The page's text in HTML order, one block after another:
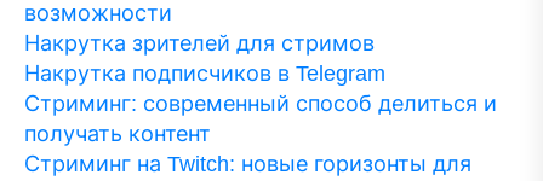
возможности
Накрутка зрителей для стримов
Накрутка подписчиков в Telegram
Стриминг: современный способ делиться и
получать контент
Стриминг на Twitch: новые горизонты для